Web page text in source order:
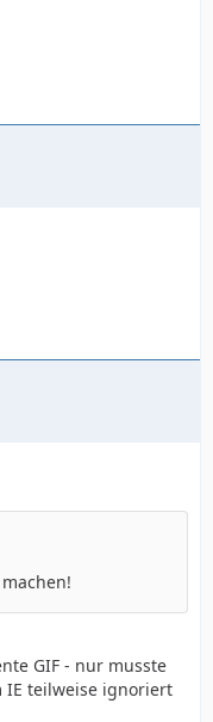
GIF - nur musste
IE teilweise ignoriert